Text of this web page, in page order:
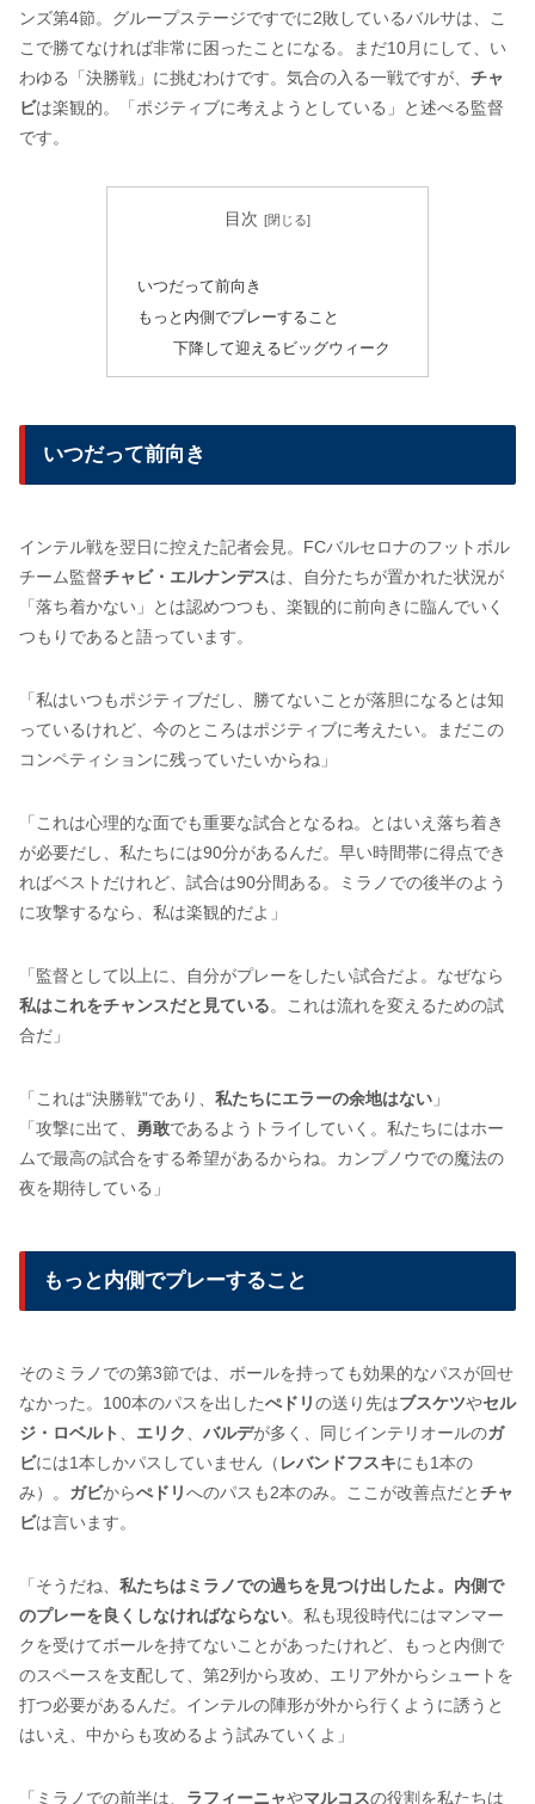
ンズ第4節。グループステージですでに2敗しているバルサは、こ
こで勝てなければ非常に困ったことになる。まだ10月にして、い
わゆる「決勝戦」に挑むわけです。気合の入る一戦ですが、 チャ
ビは楽観的。「ポジティブに考えようとしている」と述べる監督
です。
目次
いつだって前向き
もっと内側でプレーすること
下降して迎えるビッグウィーク
いつだって前向き
インテル戦を翌日に控えた記者会見。FCバルセロナのフットボル
チーム監督チャビ・エルナンデスは、自分たちが置かれた状況が
「落ち着かない」とは認めつつも、楽観的に前向きに臨んでいく
つもりであると語っています。
「私はいつもポジティブだし、勝てないことが落胆になるとは知
っているけれど、今のところはポジティブに考えたい。まだこの
コンペティションに残っていたいからね」
「これは心理的な面でも重要な試合となるね。とはいえ落ち着き
が必要だし、私たちには90分があるんだ。早い時間帯に得点でき
ればベストだけれど、試合は90分間ある。ミラノでの後半のよう
に攻撃するなら、私は楽観的だよ」
「監督として以上に、自分がプレーをしたい試合だよ。なぜなら
私はこれをチャンスだと見ている。これは流れを変えるための試
合だ」
「これは“決勝戦”であり、 私たちにエラーの余地はない 」
「攻撃に出て、 勇敢であるようトライしていく。私たちにはホー
ムで最高の試合をする希望があるからね。カンプノウでの魔法の
夜を期待している」
もっと内側でプレーすること
そのミラノでの第3節では、ボールを持っても効果的なパスが回せ
なかった。100本のパスを出したぺドリの送り先はブスケツやセル
ジ・ロベルト 、 エリク、 バルデが多く、同じインテリオールのガ
ビには1本しかパスしていません（ レバンドフスキにも1本の
み）。 ガビからぺドリへのパスも2本のみ。ここが改善点だとチャ
ビは言います。
「そうだね、 私たちはミラノでの過ちを見つけ出したよ。内側で
のプレーを良くしなければならない。私も現役時代にはマンマー
クを受けてボールを持てないことがあったけれど、もっと内側で
のスペースを支配して、第2列から攻め、エリア外からシュートを
打つ必要があるんだ。インテルの陣形が外から行くように誘うと
はいえ、中からも攻めるよう試みていくよ」
「ミラノでの前半は、 ラフィーニャやマルコスの役割を私たちは